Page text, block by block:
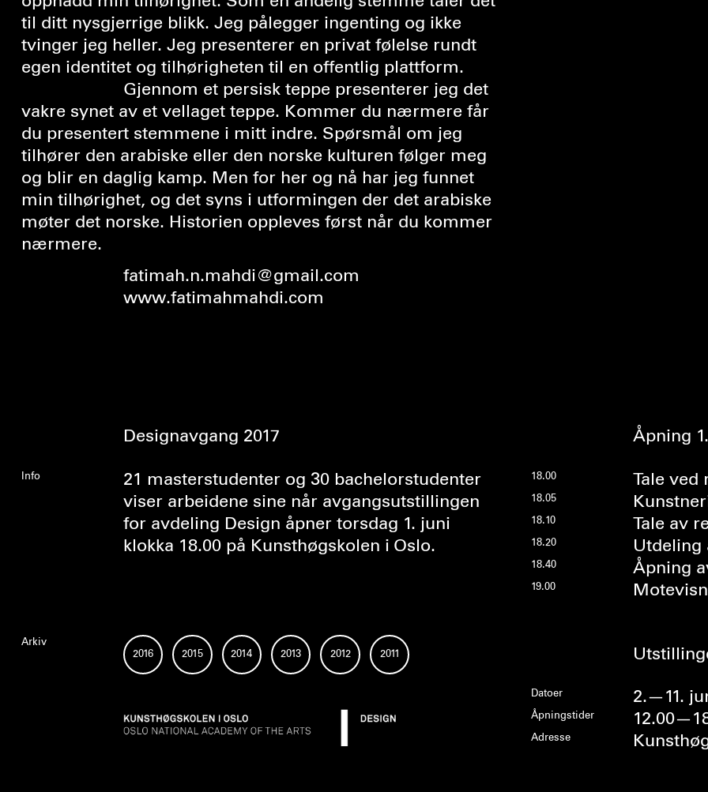
til ditt nysgjerrige blikk. Jeg pålegger ingenting og ikke
tvinger jeg heller. Jeg presenterer en privat følelse rundt
egen identitet og tilhørigheten til en offentlig plattform.
Gjennom et persisk teppe presenterer jeg det
vakre synet av et vellaget teppe. Kommer du nærmere får
du presentert stemmene i mitt indre. Spørsmål om jeg
tilhører den arabiske eller den norske kulturen følger meg
og blir en daglig kamp. Men for her og nå har jeg funnet
min tilhørighet, og det syns i utformingen der det arabiske
møter det norske. Historien oppleves først når du kommer
nærmere.
fatimah.n.mahdi@gmail.com
www.fatimahmahdi.com
Designavgang 2017
Info
21 masterstudenter og 30 bachelorstudenter
viser arbeidene sine når avgangsutstillingen
for avdeling Design åpner torsdag 1. juni
klokka 18.00 på Kunsthøgskolen i Oslo.
Åpning
18.00 Tale ved
18.05
18.10 Tale av
18.20 Utdeling
18.40 Åpning
19.00
Datoer 2.—11.
Åpningstider
Adresse
Arkiv
2016
2015 2014 2013 2012 2011